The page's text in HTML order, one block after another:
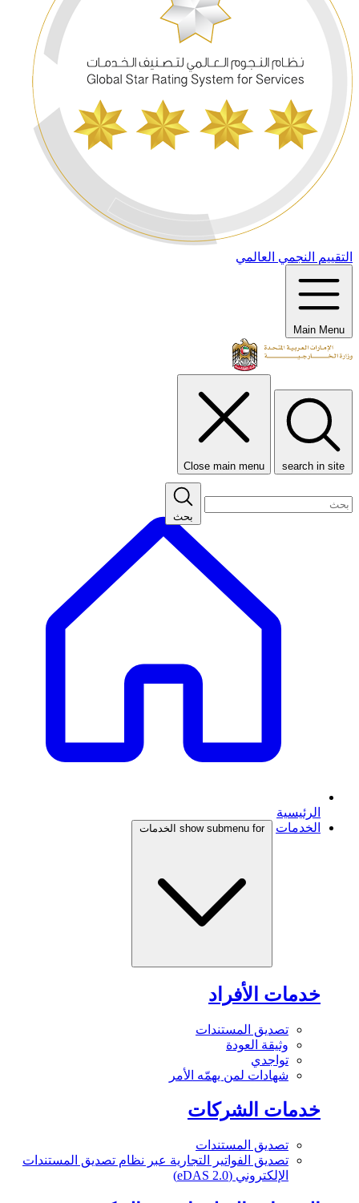
التقييم النجمي العالمي
Main Menu
search in site
Close main menu
بحث
الرئيسية
الخدمات
show submenu for الخدمات
خدمات الأفراد
تصديق المستندات
وثيقة العودة
تواجدي
شهادات لمن يهمّه الأمر
خدمات الشركات
تصديق المستندات
تصديق الفواتير التجارية عبر نظام تصديق المستندات
الإلكتروني (eDAS 2.0)